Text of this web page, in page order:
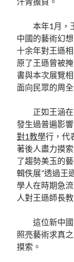
本年1月，
中國的藝術幻
十余年對王遜
原了王遜曾被
書與本次展覽
面向民眾的周
正如王涵
發生過普遍影
對1教學行，代
著後人盡力摸
了趨勢美玉的
輯佚展”透過王
學人在時期急
人對王遜師長
這位新中
照亮藝術求真
摸索。